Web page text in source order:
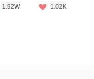
1.92W 1.02K